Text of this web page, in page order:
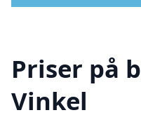
Priser på
Vinkel